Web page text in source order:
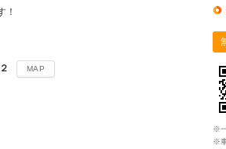
！
MAP
※
※